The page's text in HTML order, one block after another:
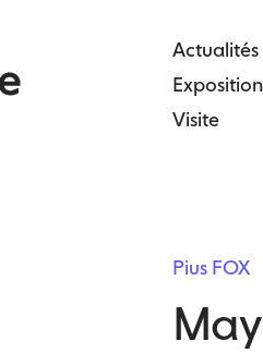
Actualités
Visite
Pius FOX